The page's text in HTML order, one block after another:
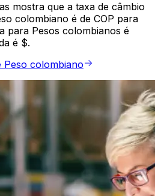
mostra que a taxa de câmbio
colombiano é de COP para
para Pesos colombianos é
é $.
colombiano